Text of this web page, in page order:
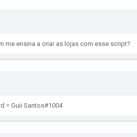
me ensina a criar as lojas com esse script?
= Guii Santos#1004